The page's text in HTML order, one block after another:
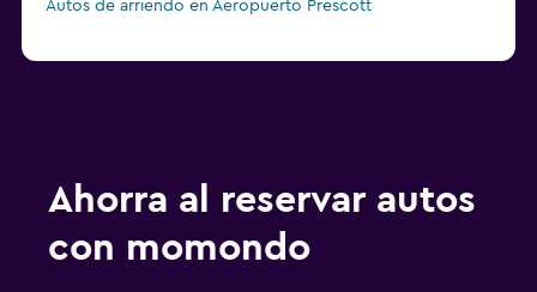
Autos de arriendo en Aeropuerto Prescott
Ahorra al reservar autos
con momondo